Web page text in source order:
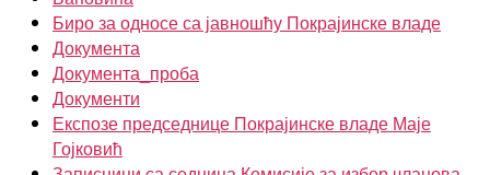
Биро за односе са јавношћу Покрајинске владе
Документа
Документа_проба
Документи
Експозе председнице Покрајинске владе Маје
Гојковић